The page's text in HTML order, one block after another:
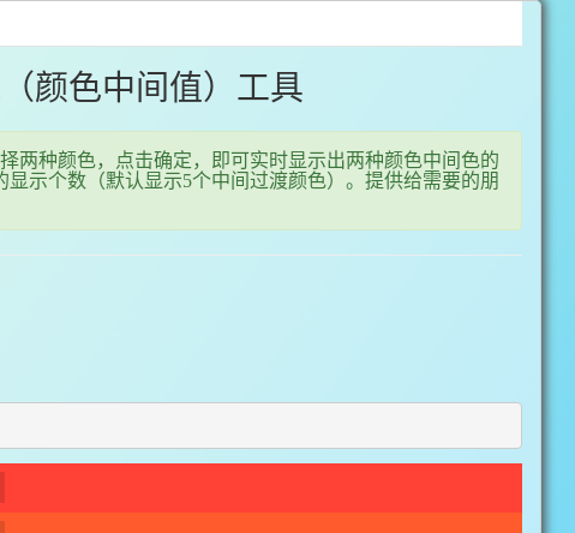
颜色中间值）工具
两种颜色，点击确定，即可实时显示出两种颜色中间色的
示个数（默认显示5个中间过渡颜色）。提供给需要的朋